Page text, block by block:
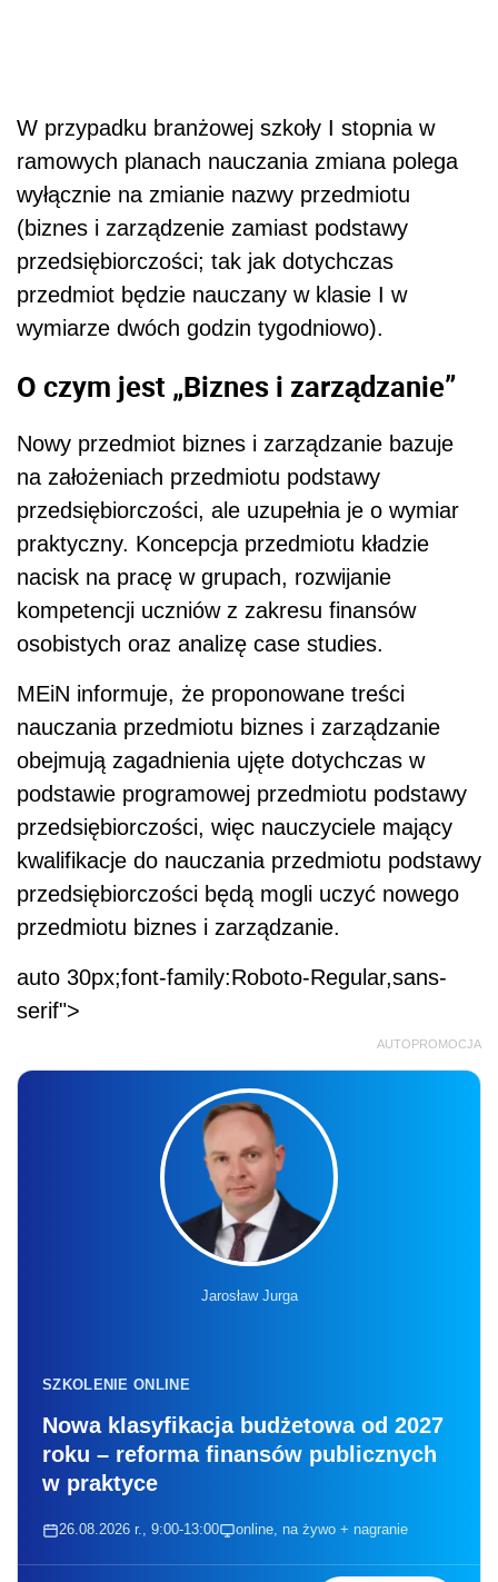
W przypadku branżowej szkoły I stopnia w
ramowych planach nauczania zmiana polega
wyłącznie na zmianie nazwy przedmiotu
(biznes i zarządzenie zamiast podstawy
przedsiębiorczości; tak jak dotychczas
przedmiot będzie nauczany w klasie I w
wymiarze dwóch godzin tygodniowo).
O czym jest „Biznes i zarządzanie”
Nowy przedmiot biznes i zarządzanie bazuje
na założeniach przedmiotu podstawy
przedsiębiorczości, ale uzupełnia je o wymiar
praktyczny. Koncepcja przedmiotu kładzie
nacisk na pracę w grupach, rozwijanie
kompetencji uczniów z zakresu finansów
osobistych oraz analizę case studies.
MEiN informuje, że proponowane treści
nauczania przedmiotu biznes i zarządzanie
obejmują zagadnienia ujęte dotychczas w
podstawie programowej przedmiotu podstawy
przedsiębiorczości, więc nauczyciele mający
kwalifikacje do nauczania przedmiotu podstawy
przedsiębiorczości będą mogli uczyć nowego
przedmiotu biznes i zarządzanie.
auto 30px;font-family:Roboto-Regular,sans-
serif">
AUTOPROMOCJA
Jarosław Jurga
SZKOLENIE ONLINE
Nowa klasyfikacja budżetowa od 2027
roku – reforma finansów publicznych
w praktyce
26.08.2026 r., 9:00-13:00 online, na żywo + nagranie